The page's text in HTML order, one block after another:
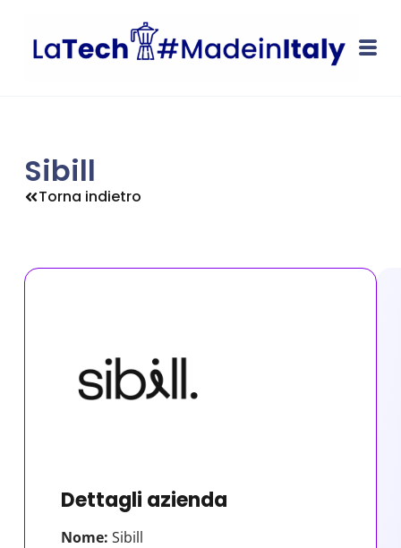
Sibill
Torna indietro
Dettagli azienda
Nome: Sibill